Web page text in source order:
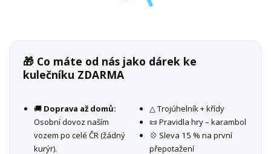
🎁 Co máte od nás jako dárek ke
kulečníku ZDARMA
🚚 Doprava až domů:
Osobní dovoz naším
vozem po celé ČR (žádný
kurýr).
△ Trojúhelník + křídy
📜 Pravidla hry – karambol
💠 Sleva 15 % na první
přepotažení